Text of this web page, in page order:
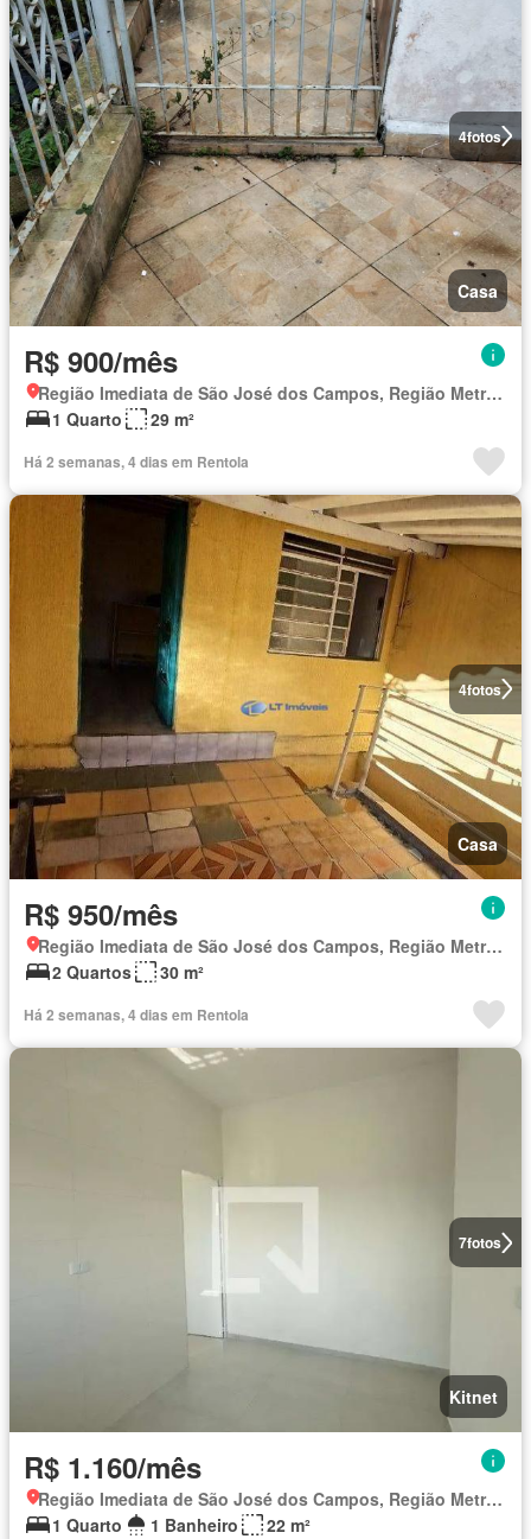
4fotos
Casa
R$ 900/mês
Região Imediata de São José dos Campos, Região Metropolitana do Vale do Paraíba e Litoral Norte
1 Quarto
29 m²
Há 2 semanas, 4 dias em Rentola
4fotos
Casa
R$ 950/mês
Região Imediata de São José dos Campos, Região Metropolitana do Vale do Paraíba e Litoral Norte
2 Quartos
30 m²
Há 2 semanas, 4 dias em Rentola
7fotos
Kitnet
R$ 1.160/mês
Região Imediata de São José dos Campos, Região Metropolitana do Vale do Paraíba e Litoral Norte
1 Quarto
1 Banheiro 22 m²